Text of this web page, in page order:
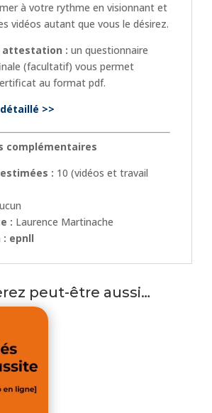
à votre rythme en visionnant et
vidéos autant que vous le désirez.
: un questionnaire
(facultatif) vous permet
au format pdf.
>>
complémentaires
: 10 (vidéos et travail
: Laurence Martinache
epnll
peut-être aussi…